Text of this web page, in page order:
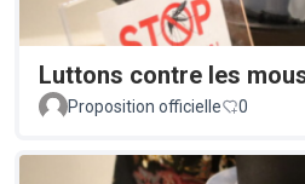
Luttons contre les
Proposition officielle
0